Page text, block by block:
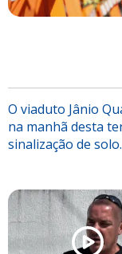
O viaduto Jânio
na manhã desta
sinalização de